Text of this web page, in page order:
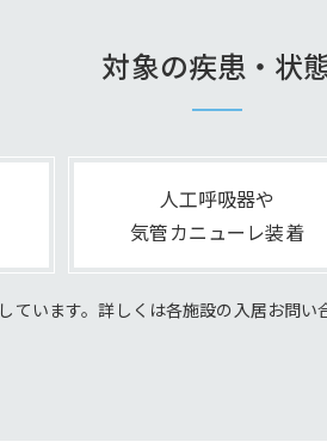
対象の疾患・状
人工呼吸器や
気管カニューレ装着
ています。詳しくは各施設の 入居お問い